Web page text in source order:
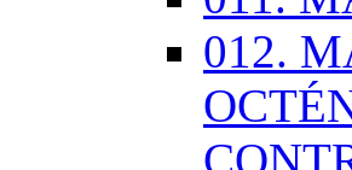
012.